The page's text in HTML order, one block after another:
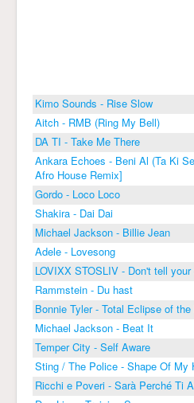
Kimo Sounds - Rise Slow
Aitch - RMB (Ring My Bell)
DA TI - Take Me There
Ankara Echoes - Beni Al (Ta Ki
Afro House Remix]
Gordo - Loco Loco
Shakira - Dai Dai
Michael Jackson - Billie Jean
Adele - Lovesong
LOVIXX STOSLIV - Don't tell your
Rammstein - Du hast
Bonnie Tyler - Total Eclipse of the
Michael Jackson - Beat It
Temper City - Self Aware
Sting / The Police - Shape Of My
Ricchi e Poveri - Sarà Perché Ti